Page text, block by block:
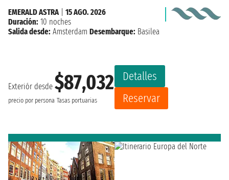
Exteriór desde $87,032
precio por persona Tasas portuarias
Detalles
Reservar
EMERALD ASTRA| 15 AGO. 2026
Duración: 10 noches
Salida desde: Amsterdam Desembarque: Basilea